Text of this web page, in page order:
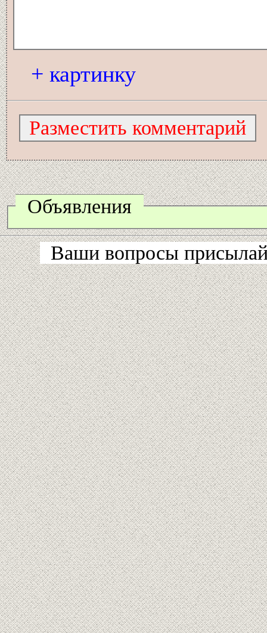
+ картинку
Объявления
Ваши вопросы